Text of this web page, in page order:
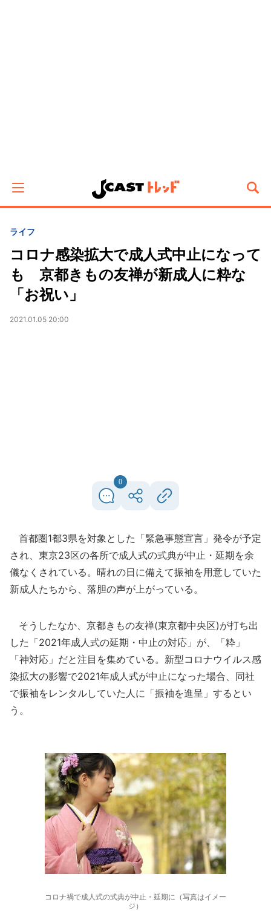
ライフ
コロナ感染拡大で成人式中止になって
も 京都きもの友禅が新成人に粋な
「お祝い」
2021.01.05 20:00
0
首都圏1都3県を対象とした「緊急事態宣言」発令が予定
され、東京23区の各所で成人式の式典が中止・延期を余
儀なくされている。晴れの日に備えて振袖を用意していた
新成人たちから、落胆の声が上がっている。
そうしたなか、京都きもの友禅(東京都中央区)が打ち出
した「2021年成人式の延期・中止の対応」が、「粋」
「神対応」だと注目を集めている。新型コロナウイルス感
染拡大の影響で2021年成人式が中止になった場合、同社
で振袖をレンタルしていた人に「振袖を進呈」するとい
う。
コロナ禍で成人式の式典が中止・延期に（写真はイメー
ジ）